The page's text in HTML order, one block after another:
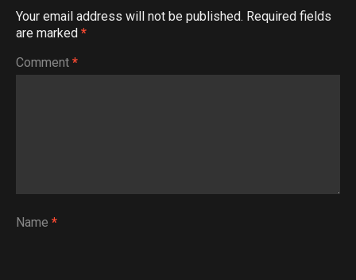
Your email address will not be published. Required fields
are marked *
Comment *
Name *